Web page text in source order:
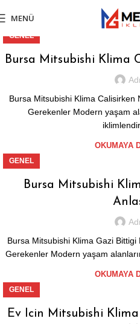
MENÜ
GENEL
Bursa Mitsubishi Klima
Bursa Mitsubishi Klima Calisirken
Gerekenler Modern yaşam
OKUMAYA
GENEL
Bursa Mitsubishi
Bursa Mitsubishi Klima Gazi Bittigi
Gerekenler Modern yaşam
OKUMAYA
GENEL
Ev Icin Mitsubishi